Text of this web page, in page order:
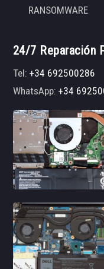
RANSOMWARE
24/7 Reparación
Tel:+34 692500286
WhatsApp:+34